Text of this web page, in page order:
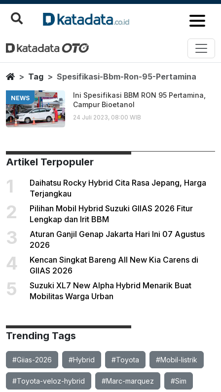
Spesifikasi Bbm Ron 95
Berita Terbaru
HomeTag Spesifikasi-Bbm-Ron-95-Pertamina
NEWS
Ini Spesifikasi BBM RON 95 Pertamina,
Campur Bioetanol
24 Juli 2023, 08:00 WIB
Artikel Terpopuler
1
Daihatsu Rocky Hybrid Cita Rasa Jepang, Harga
Terjangkau
2
Pilihan Mobil Hybrid Suzuki GIIAS 2026 Fitur
Lengkap dan Irit BBM
3
Aturan Ganjil Genap Jakarta Hari Ini 07 Agustus
2026
4
Kencan Singkat Bareng All New Kia Carens di
GIIAS 2026
5
Suzuki XL7 New Alpha Hybrid Menarik Buat
Mobilitas Warga Urban
Trending Tags
#Giias-2026 #Hybrid #Toyota #Mobil-listrik
#Toyota-veloz-hybrid #Marc-marquez #Sim